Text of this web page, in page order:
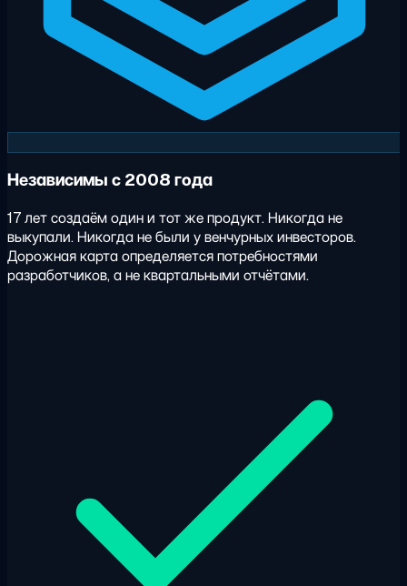
Независимы с 2008 года
17 лет создаём один и тот же продукт. Никогда не
выкупали. Никогда не были у венчурных инвесторов.
Дорожная карта определяется потребностями
разработчиков, а не квартальными отчётами.